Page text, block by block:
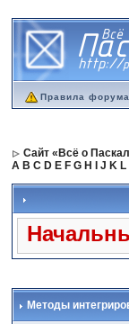
Правила форума
Сайт «Всё о
A B C D E F G H J K L
Методы